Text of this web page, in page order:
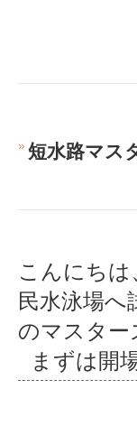
短水路マ
こんにち
民水泳場
のマスター
まずは開